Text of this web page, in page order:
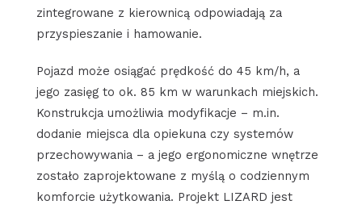
zintegrowane z kierownicą odpowiadają za
przyspieszanie i hamowanie.
Pojazd może osiągać prędkość do 45 km/h, a
jego zasięg to ok. 85 km w warunkach miejskich.
Konstrukcja umożliwia modyfikacje – m.in.
dodanie miejsca dla opiekuna czy systemów
przechowywania – a jego ergonomiczne wnętrze
zostało zaprojektowane z myślą o codziennym
komforcie użytkowania. Projekt LIZARD jest